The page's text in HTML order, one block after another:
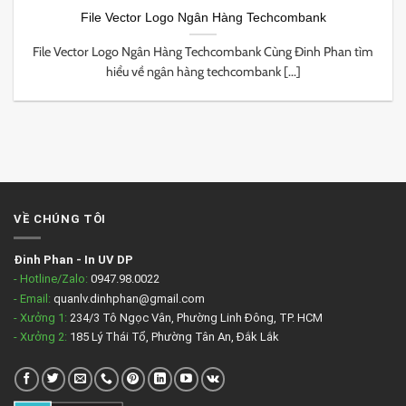
File Vector Logo Ngân Hàng Techcombank
File Vector Logo Ngân Hàng Techcombank Cùng Đinh Phan tìm
hiểu về ngân hàng techcombank [...]
VỀ CHÚNG TÔI
Đinh Phan - In UV DP
- Hotline/Zalo: 0947.98.0022
- Email: quanlv.dinhphan@gmail.com
- Xưởng 1: 234/3 Tô Ngọc Vân, Phường Linh Đông, TP. HCM
- Xưởng 2: 185 Lý Thái Tổ, Phường Tân An, Đắk Lắk